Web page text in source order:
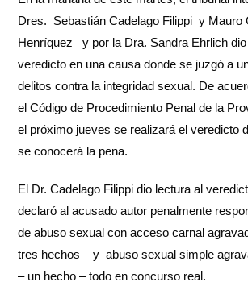
Dres. Sebastián Cadelago Filippi y Mauro
Henríquez y por la Dra. Sandra Ehrlich
veredicto en una causa donde se juzgó a
delitos contra la integridad sexual. De
el Código de Procedimiento Penal de la
el próximo jueves se realizará el veredicto
se conocerá la pena.
El Dr. Cadelago Filippi dio lectura al
declaró al acusado autor penalmente
de abuso sexual con acceso carnal
tres hechos – y abuso sexual simple
– un hecho – todo en concurso real.